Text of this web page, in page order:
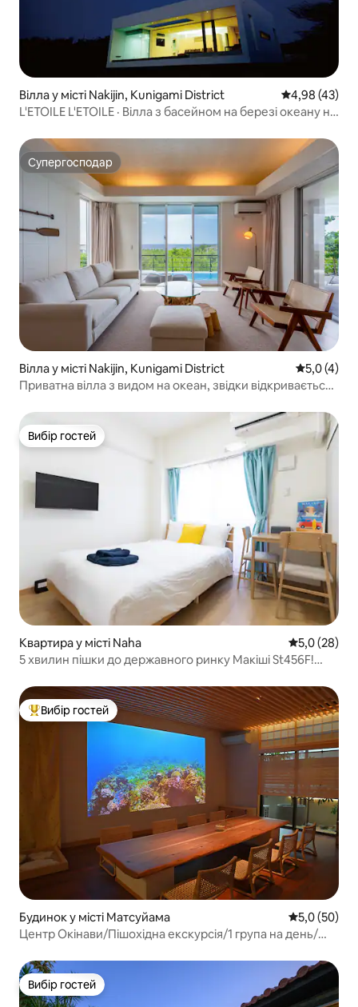
Вілла у місті Nakijin, Kunigami District Середня
4,98 (43)
L'ETOILE L'ETOILE · Вілла з басейном на березі океану на
Супергосподар
Супергосподар
Вілла у місті Nakijin, Kunigami District Середня
5,0 (4)
Приватна вілла з видом на океан, звідки відкривається
басейном, сауною, багаттям та барбекю
Вибір гостей
Вибір гостей
Квартира у місті Naha Середня
5,0 (28)
5 хвилин пішки до державного ринку Макіші St456F!
Топ вибір гостей
Вибір гостей
Будинок у місті Матсуйама Середня
5,0 (50)
Центр Окінави/Пішохідна екскурсія/1 група на день/
Вибір гостей
Вибір гостей